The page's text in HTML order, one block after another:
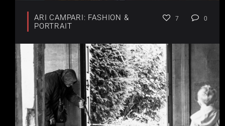
ARI CAMPARI: FASHION &
PORTRAIT
7 0